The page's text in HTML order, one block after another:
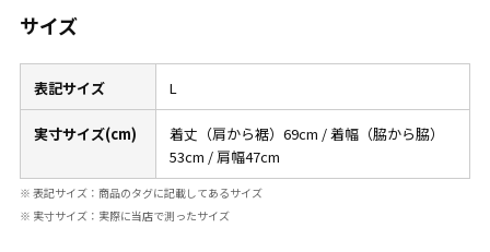
サイズ
表記サイズ L
実寸サイズ(cm)
着丈（肩から裾）69cm / 着幅（脇から脇）
53cm / 肩幅47cm
※ 表記サイズ：商品のタグに記載してあるサイズ
※ 実寸サイズ：実際に当店で測ったサイズ